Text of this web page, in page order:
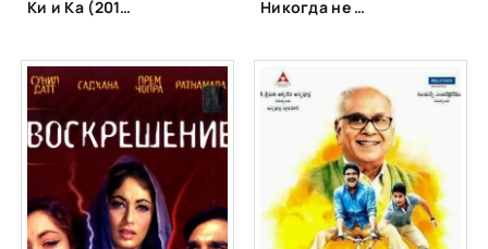
Ки и Ка (2016) Никогда не говори «Прощай» (2006)